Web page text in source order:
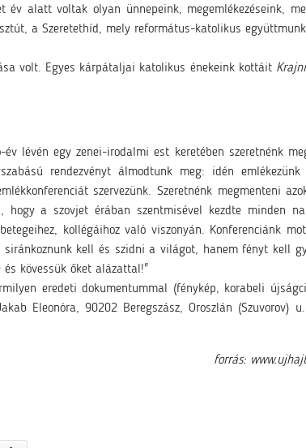
év alatt voltak olyan ünnepeink, megemlékezéseink,
a Szeretethíd, mely református-katolikus
volt. Egyes kárpátaljai katolikus énekeink kottáit
lévén egy zenei-irodalmi est keretében szeretnénk
rendezvényt álmodtunk meg: idén emlékezünk
szervezünk. Szeretnénk megmenteni
a szovjet érában szentmisével kezdte minden
kollégáihoz való viszonyán. Konferenciánk
kell és szidni a világot, hanem fényt kell
kövessük őket alázattal!"
eredeti dokumentummal (fénykép, korabeli
Eleonóra, 90202 Beregszász, Oroszlán (Szuvorov)
forrás: